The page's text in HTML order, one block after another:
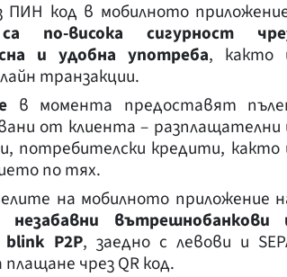
ПИН код в мобилното
по-висока сигурност
и удобна употреба, както
транзакции.
в момента предоставят
от клиента – разплащателни
потребителски кредити, както
по тях.
на мобилното приложение
незабавни вътрешнобанкови
blink P2P, заедно с левови и
чрез QR код.